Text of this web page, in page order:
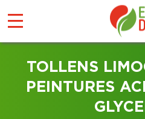
TOLLENS
PEINTURES